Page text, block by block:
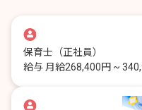
保育士 （正社員）
給与 月給268,400円 ~